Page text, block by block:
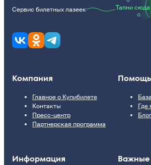
Сервис билетных лазеек Тапни сюда
Компания
Главное о Купибилете
Контакты
Пресс-центр
Партнерская программа
Помощь
Где
Блог
Информация Важные